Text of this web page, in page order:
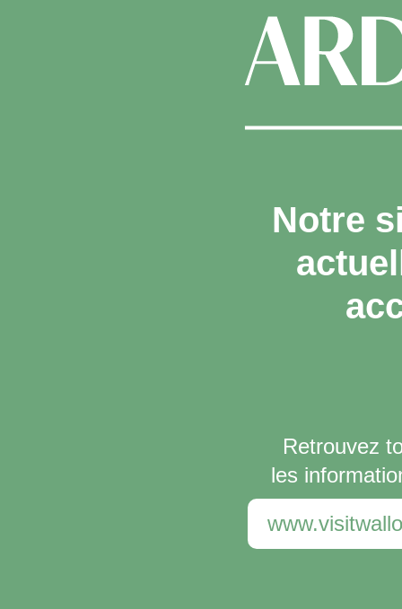
Notre
Retrouvez
les